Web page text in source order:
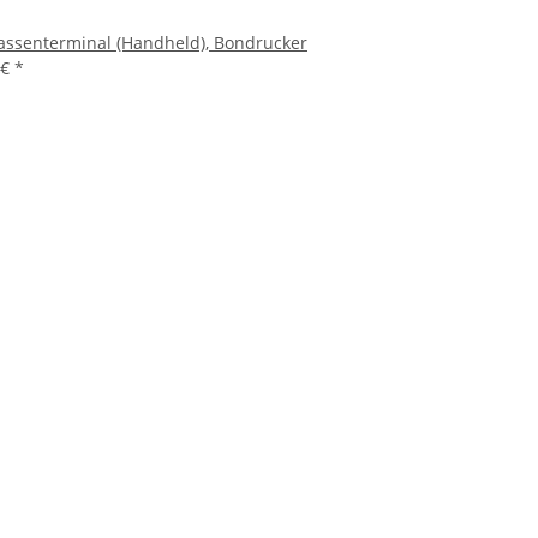
(Handheld), Bondrucker
*